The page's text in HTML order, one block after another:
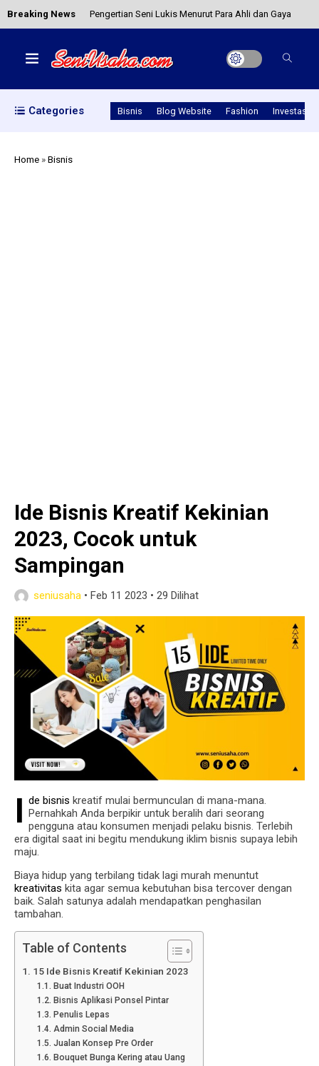
Breaking News Aplikasi Pinjol Cepat Cair Menjadi Solusi, Ini
Usaha Untuk Ibu Rumah Tangga yang Menjanjikan
Categories Bisnis Blog Website Fashion Investasi
Home »Bisnis
Ide Bisnis Kreatif Kekinian
2023, Cocok untuk
Sampingan
seniusaha • Feb 11 2023 • 29 Dilihat
I de bisnis kreatif mulai bermunculan di mana-mana.
Pernahkah Anda berpikir untuk beralih dari seorang
pengguna atau konsumen menjadi pelaku bisnis. Terlebih
era digital saat ini begitu mendukung iklim bisnis supaya lebih
maju.
Biaya hidup yang terbilang tidak lagi murah menuntut
kreativitas kita agar semua kebutuhan bisa tercover dengan
baik. Salah satunya adalah mendapatkan penghasilan
tambahan.
Table of Contents
15 Ide Bisnis Kreatif Kekinian 2023
Buat Industri OOH
Bisnis Aplikasi Ponsel Pintar
Penulis Lepas
Admin Social Media
Jualan Konsep Pre Order
Bouquet Bunga Kering atau Uang